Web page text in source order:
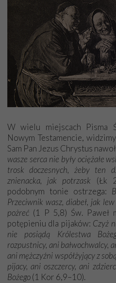
W wielu miejscach Pisma
Nowym Testamencie,
Sam Pan Jezus Chrystus
wasze serca nie były ociężałe
trosk doczesnych, żeby ten
znienacka, jak potrzask (Łk
podobnym tonie ostrzega:
Przeciwnik wasz, diabeł, jak
pożreć (1 P 5,8) Św. Paweł
potępieniu dla pijaków: Czyż
nie posiądą Królestwa
rozpustnicy, ani bałwochwalcy,
ani mężczyźni współżyjący z
pijacy, ani oszczercy, ani
Bożego(1 Kor 6,9–10).